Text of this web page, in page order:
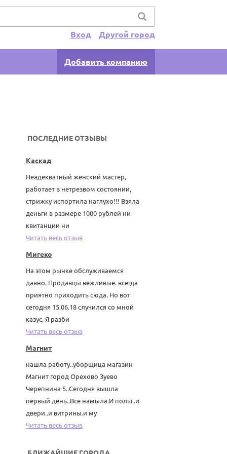
Другой город
Вход
Добавить компанию
ПОСЛЕДНИЕ ОТЗЫВЫ
Каскад
Неадекватный женский мастер,
работает в нетрезвом состоянии,
стрижку испортила наглухо!!! Взяла
деньги в размере 1000 рублей ни
квитанции ни
Читать весь отзыв
Мигеко
На этом рынке обслуживаемся
давно. Продавцы вежливые. всегда
приятно приходить сюда. Но вот
сегодня 15.06.18 случился со мной
казус. Я разби
Читать весь отзыв
Магнит
нашла работу..уборщица магазин
Магнит город Орехово Зуево
Черепнина 5..Сегодня вышла
первый день..Все намыла.И полы..и
двери..и витрины.и му
Читать весь отзыв